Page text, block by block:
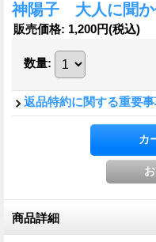
神陽子 大人に聞か
販売価格: 1,200円(税込)
数量:
返品特約に関する重要
商品詳細